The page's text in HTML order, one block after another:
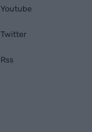
Youtube
Twitter
Rss